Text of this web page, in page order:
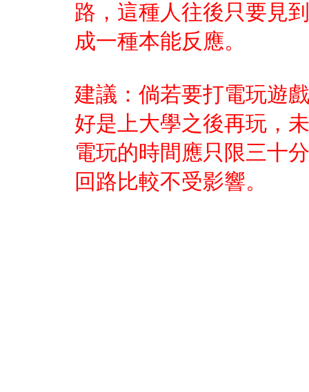
路，這種人往後只要見
成一種本能反應。
建議：倘若要打電玩遊
好是上大學之後再玩，
電玩的時間應只限三十
回路比較不受影響。